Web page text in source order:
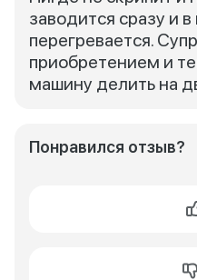
заводится сразу и
перегревается.
приобретением и
машину делить на
Понравился отзыв?